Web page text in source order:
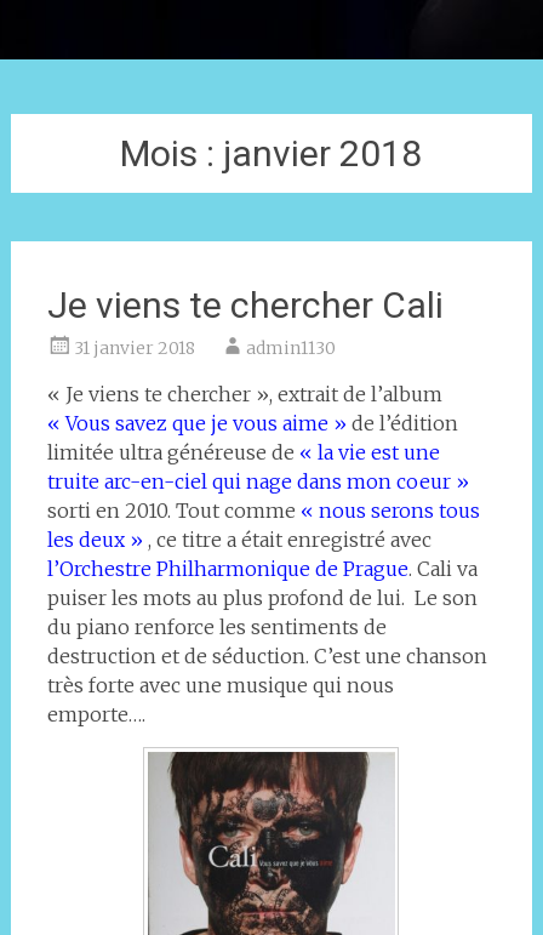
Mois : janvier 2018
Je viens te chercher Cali
31 janvier 2018 admin1130
« Je viens te chercher », extrait de l’album
« Vous savez que je vous aime » de l’édition
limitée ultra généreuse de « la vie est une
truite arc-en-ciel qui nage dans mon coeur »
sorti en 2010. Tout comme « nous serons tous
les deux » , ce titre a était enregistré avec
l’Orchestre Philharmonique de Prague. Cali va
puiser les mots au plus profond de lui. Le son
du piano renforce les sentiments de
destruction et de séduction. C’est une chanson
très forte avec une musique qui nous
emporte….